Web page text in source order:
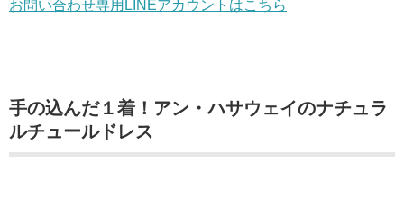
お問い合わせ専用LINEアカウントはこちら
手の込んだ１着！アン・ハサウェイのナチュラ
ルチュールドレス